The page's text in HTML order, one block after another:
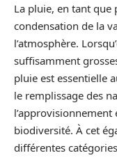
La pluie, en tant
condensation de la
l’atmosphère.
suffisamment
pluie est essentielle
le remplissage des
biodiversité. À cet
différentes